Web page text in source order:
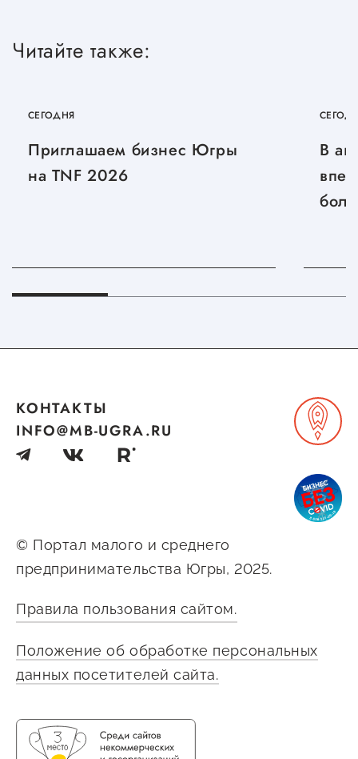
Читайте также:
СЕГОДНЯ
Приглашаем бизнес Югры
на TNF 2026
В
© Портал малого и среднего
предпринимательства Югры, 2025.
Правила пользования сайтом.
Положение об обработке персональных
данных посетителей сайта.
КОНТАКТЫ
INFO@MB-UGRA.RU